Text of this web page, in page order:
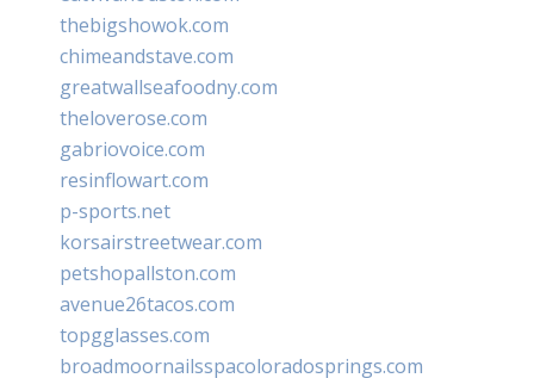
thebigshowok.com
chimeandstave.com
greatwallseafoodny.com
theloverose.com
gabriovoice.com
resinflowart.com
p-sports.net
korsairstreetwear.com
petshopallston.com
avenue26tacos.com
topgglasses.com
broadmoornailsspacoloradosprings.com